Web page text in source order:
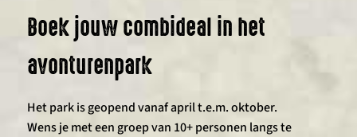
Boek jouw combideal in het
avonturenpark
Het park is geopend vanaf april t.e.m. oktober.
Wens je met een groep van 10+ personen langs te